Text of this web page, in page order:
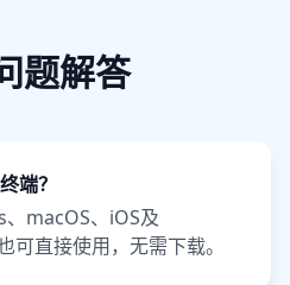
题解答
端？
macOS、iOS及
直接使用，无需下载。